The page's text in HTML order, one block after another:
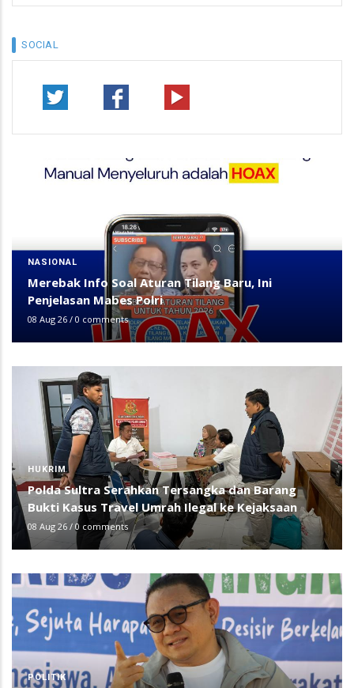
SOCIAL
NASIONAL
Merebak Info Soal Aturan Tilang Baru, Ini
Penjelasan Mabes Polri
08 Aug 26 / 0 comments
HUKRIM
Polda Sultra Serahkan Tersangka dan Barang
Bukti Kasus Travel Umrah Ilegal ke Kejaksaan
08 Aug 26 / 0 comments
POLITIK